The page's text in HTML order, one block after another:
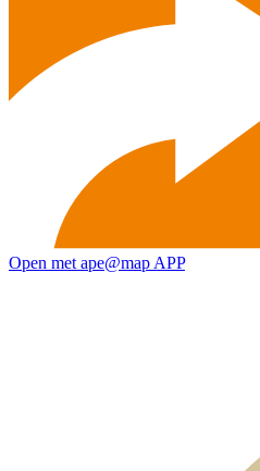
Open met ape@map APP